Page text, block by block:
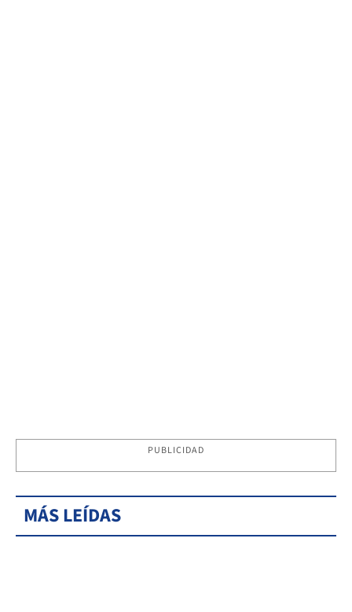
PUBLICIDAD
MÁS LEÍDAS